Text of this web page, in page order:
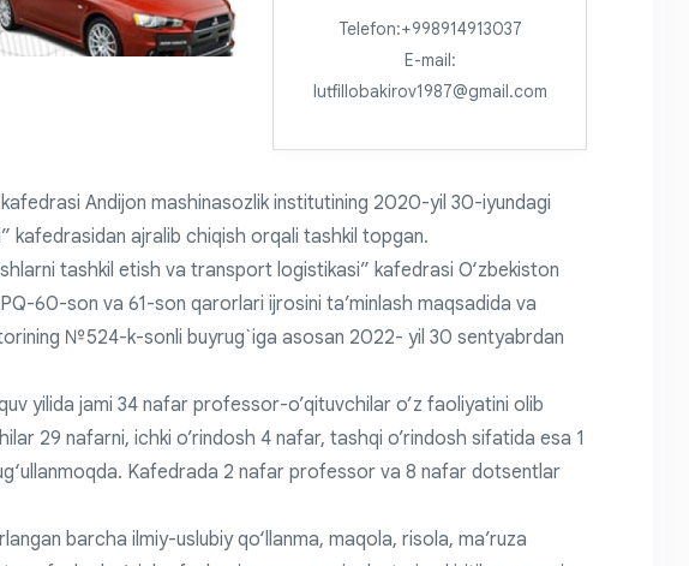
Telefon:+998914913037
E-mail:
lutfillobakirov1987@gmail.com
Andijon mashinasozlik institutining 2020-yil 30-iyundagi
kafedrasidan ajralib chiqish orqali tashkil topgan.
tashkil etish va transport logistikasi” kafedrasi O‘zbekiston
60-son va 61-son qarorlari ijrosini ta’minlash maqsadida va
№524-k-sonli buyrug`iga asosan 2022- yil 30 sentyabrdan
yilida jami 34 nafar professor-o’qituvchilar o’z faoliyatini olib
29 nafarni, ichki o’rindosh 4 nafar, tashqi o’rindosh sifatida esa 1
Kafedrada 2 nafar professor va 8 nafar dotsentlar
barcha ilmiy-uslubiy qo‘llanma, maqola, risola, ma’ruza